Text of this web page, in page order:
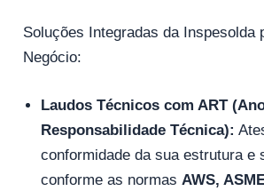
Soluções Integradas da Inspesolda
Negócio:
Laudos Técnicos com ART
Responsabilidade Técnica):
conformidade da sua estrutura e
conforme as normas AWS,